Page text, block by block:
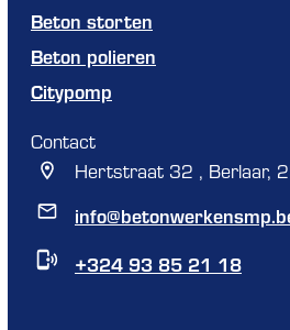
Beton storten
Beton polieren
Citypomp
Contact
Hertstraat 32 , Berlaar,
+324 93 85 21 18